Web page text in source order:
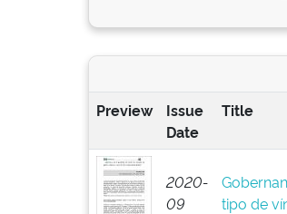
Preview
Issue
Date
Title
2020-
09
tipo de